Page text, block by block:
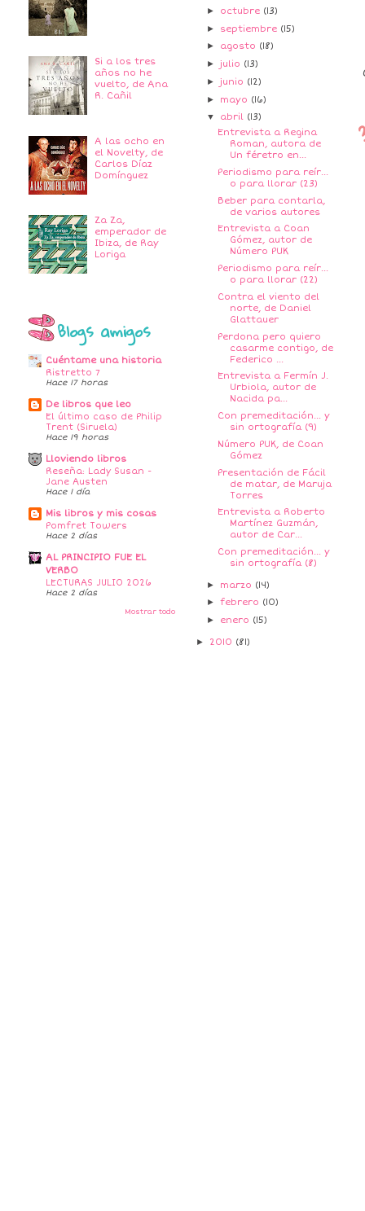
Si a los tres
años no he
vuelto, de Ana
R. Cañil
A las ocho en
el Novelty, de
Carlos Díaz
Domínguez
Za Za,
emperador de
Ibiza, de Ray
Loriga
Blogs amigos
Cuéntame una historia
Ristretto 7
Hace 17 horas
De libros que leo
El último caso de Philip
Trent (Siruela)
Hace 19 horas
Lloviendo libros
Reseña: Lady Susan -
Jane Austen
Hace 1 día
Mis libros y mis cosas
Pomfret Towers
Hace 2 días
AL PRINCIPIO FUE EL
VERBO
LECTURAS JULIO 2026
Hace 2 días
Mostrar todo
► octubre (13)
► septiembre (15)
► agosto (18)
►julio (13)
►junio (12)
► mayo (16)
▼ abril (13)
Entrevista a Regina
Roman, autora de
Un féretro en...
Periodismo para reír...
o para llorar (23)
Beber para contarla,
de varios autores
Entrevista a Coan
Gómez, autor de
Número PUK
Periodismo para reír...
o para llorar (22)
Contra el viento del
norte, de Daniel
Glattauer
Perdona pero quiero
casarme contigo, de
Federico ...
Entrevista a Fermín J.
Urbiola, autor de
Nacida pa...
Con premeditación... y
sin ortografía (9)
Número PUK, de Coan
Gómez
Presentación de Fácil
de matar, de Maruja
Torres
Entrevista a Roberto
Martínez Guzmán,
autor de Car...
Con premeditación... y
sin ortografía (8)
► marzo (14)
►febrero (10)
► enero (15)
► 2010 (81)